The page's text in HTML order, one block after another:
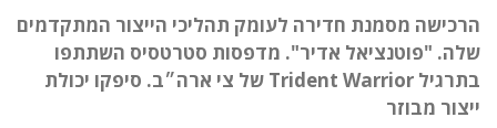
הרכישה מסמנת חדירה לעומק תהליכי הייצור המתקדמים
שלה. "פוטנציאל אדיר". מדפסות סטרטסיס השתתפו
בתרגיל Trident Warrior של צי ארה״ב. סיפקו יכולת
ייצור מבוזר